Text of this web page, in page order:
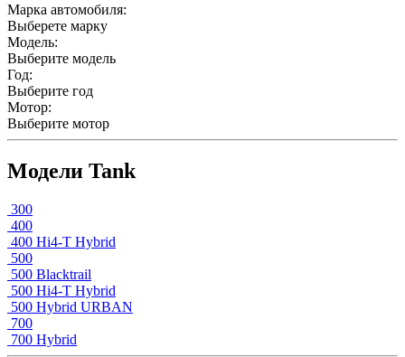
Марка автомобиля:
Выберете марку
Модель:
Выберите модель
Год:
Выберите год
Мотор:
Выберите мотор
Модели Tank
300
400
400 Hi4-T Hybrid
500
500 Blacktrail
500 Hi4-T Hybrid
500 Hybrid URBAN
700
700 Hybrid